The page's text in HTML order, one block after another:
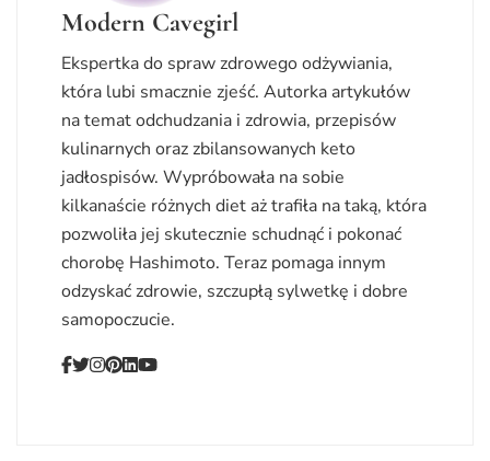
Modern Cavegirl
Ekspertka do spraw zdrowego odżywiania,
która lubi smacznie zjeść. Autorka artykułów
na temat odchudzania i zdrowia, przepisów
kulinarnych oraz zbilansowanych keto
jadłospisów. Wypróbowała na sobie
kilkanaście różnych diet aż trafiła na taką, która
pozwoliła jej skutecznie schudnąć i pokonać
chorobę Hashimoto. Teraz pomaga innym
odzyskać zdrowie, szczupłą sylwetkę i dobre
samopoczucie.